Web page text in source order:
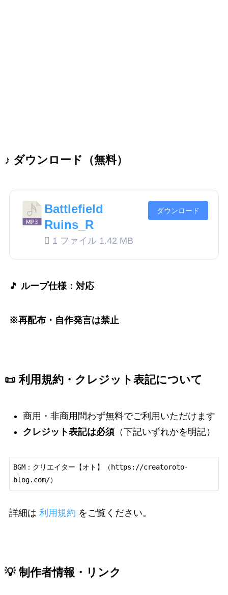
♪ ダウンロード（無料）
Battlefield
Ruins_R
1 ファイル 1.42 MB
ダウンロード
🎵 ループ仕様：対応
※再配布・自作発言は禁止
📜 利用規約・クレジット表記について
商用・非商用問わず無料でご利用いただけます
クレジット表記は必須（下記いずれかを明記）
BGM：クリエイター【オト】（https://creatoroto-
blog.com/）
詳細は 利用規約 をご覧ください。
💡 制作者情報・リンク